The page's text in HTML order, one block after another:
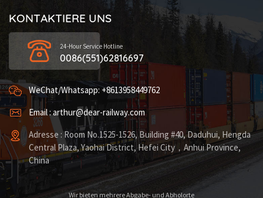
KONTAKTIERE UNS
24-Hour Service Hotline
0086(551)62816697
WeChat/Whatsapp: +8613958449762
Email : arthur@dear-railway.com
Adresse : Room No.1525-1526, Building #40, Daduhui, Hengda
Central Plaza, Yaohai District, Hefei City，Anhui Province,
China
Wir bieten mehrere Abgabe- und Abholorte